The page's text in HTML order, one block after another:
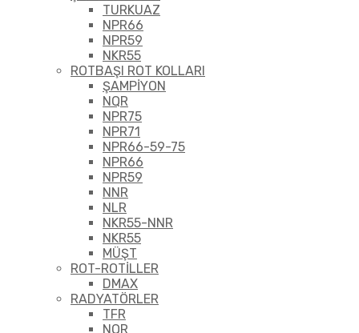
TURKUAZ
NPR66
NPR59
NKR55
ROTBAŞI ROT KOLLARI
ŞAMPİYON
NQR
NPR75
NPR71
NPR66-59-75
NPR66
NPR59
NNR
NLR
NKR55-NNR
NKR55
MÜŞT
ROT-ROTİLLER
DMAX
RADYATÖRLER
TFR
NQR